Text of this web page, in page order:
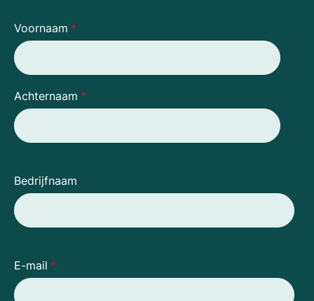
Voornaam *
Achternaam *
Bedrijfnaam
E-mail *